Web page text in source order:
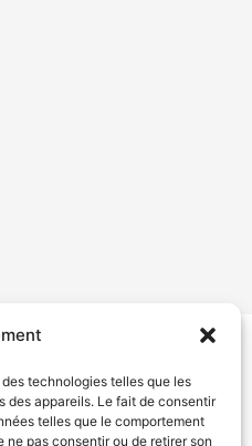
technologies telles que les
appareils. Le fait de consentir
telles que le comportement
pas consentir ou de retirer son